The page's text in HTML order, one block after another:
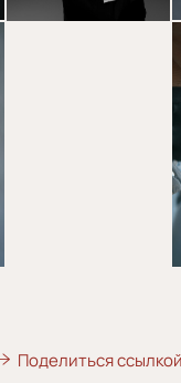
Поделиться ссылкой